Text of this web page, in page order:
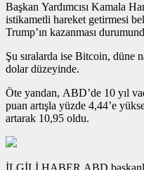
Başkan Yardımcısı Kamala
istikametli hareket getirmesi
Trump’ın kazanması
Şu sıralarda ise Bitcoin, düne
dolar düzeyinde.
Öte yandan, ABD’de 10 yıl
puan artışla yüzde 4,44’e yükseldi. Dolar endeksi de yüzde 1,5
artarak 10,95 oldu.